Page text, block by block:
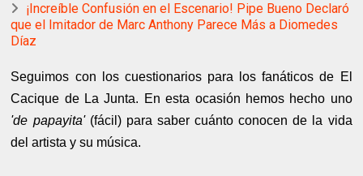
¡Increíble Confusión en el Escenario! Pipe Bueno Declaró
que el Imitador de Marc Anthony Parece Más a Diomedes
Díaz
Seguimos con los cuestionarios para los fanáticos de El
Cacique de La Junta. En esta ocasión hemos hecho uno
'de papayita' (fácil) para saber cuánto conocen de la vida
del artista y su música.